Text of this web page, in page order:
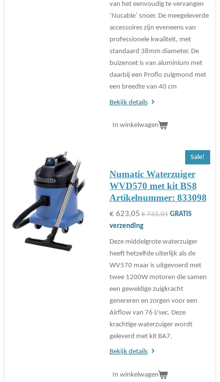
van het eenvoudig te vervangen
‘Nucable’ snoer. De meegeleverde
accessoires zijn eveneens van
professionele kwaliteit, met
standaard 38mm diameter. De
buizenset is van aluminium met
daarbij een Proflo zuigmond met
een breedte van 40 cm
Bekijk details
In winkelwagen
Sale!
Numatic Waterzuiger
WVD570 met kit BS8
Artikelnummer: 833098
€ 623,05 € 733,01 GRATIS
verzending
Deze middelgrote waterzuiger
heeft hetzelfde uiterlijk als de
WV570 maar is uitgevoerd met
twee 1200W motoren die samen
een geweldige zuigkracht
genereren en zorgen voor een
Airflow van 76 l/sec. Deze
krachtige waterzuiger wordt
geleverd met kit BA7.
Bekijk details
In winkelwagen